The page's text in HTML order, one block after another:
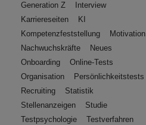
Generation Z
Interview
Karriereseiten
KI
Kompetenzfeststellung
Motivation
Nachwuchskräfte
Neues
Onboarding
Online-Tests
Organisation
Persönlichkeitstests
Recruiting
Statistik
Stellenanzeigen
Studie
Testpsychologie
Testverfahren